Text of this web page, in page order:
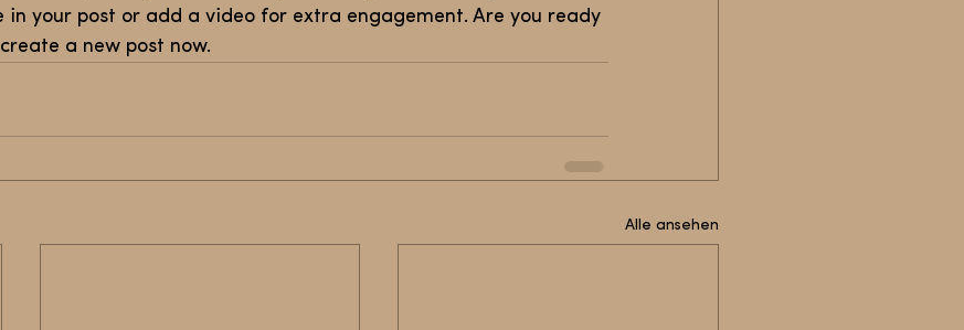
your post or add a video for extra engagement. Are you ready
a new post now.
Alle ansehen